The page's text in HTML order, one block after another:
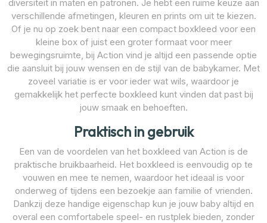
diversiteit in maten en patronen. Je hebt een ruime keuze aan
verschillende afmetingen, kleuren en prints om uit te kiezen.
Of je nu op zoek bent naar een compact boxkleed voor een
kleine box of juist een groter formaat voor meer
bewegingsruimte, bij Action vind je altijd een passende optie
die aansluit bij jouw wensen en de stijl van de babykamer. Met
zoveel variatie is er voor ieder wat wils, waardoor je
gemakkelijk het perfecte boxkleed kunt vinden dat past bij
jouw smaak en behoeften.
Praktisch in gebruik
Een van de voordelen van het boxkleed van Action is de
praktische bruikbaarheid. Het boxkleed is eenvoudig op te
vouwen en mee te nemen, waardoor het ideaal is voor
onderweg of tijdens een bezoekje aan familie of vrienden.
Dankzij deze handige eigenschap kun je jouw baby altijd en
overal een comfortabele speel- en rustplek bieden, zonder